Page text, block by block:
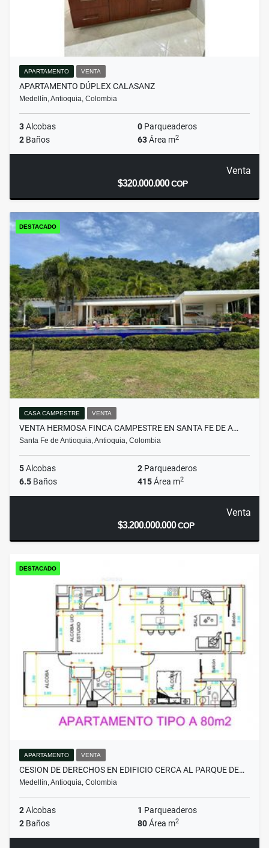
APARTAMENTO VENTA
APARTAMENTO DÚPLEX CALASANZ
Medellín, Antioquia, Colombia
3Alcobas 0 Parqueaderos
2 Baños 63Área m2
Venta
$320.000.000COP
DESTACADO
CASA CAMPESTRE VENTA
VENTA HERMOSA FINCA CAMPESTRE EN SANTA FE DE A…
Santa Fe de Antioquia, Antioquia, Colombia
5Alcobas 2 Parqueaderos
6.5 Baños 415Área m2
Venta
$3.200.000.000COP
DESTACADO
APARTAMENTO VENTA
CESION DE DERECHOS EN EDIFICIO CERCA AL PARQUE DE…
Medellín, Antioquia, Colombia
2Alcobas 1 Parqueaderos
2 Baños 80Área m2